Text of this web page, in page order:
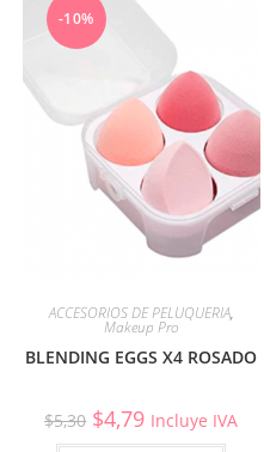
-10%
ACCESORIOS DE PELUQUERIA,
Makeup Pro
BLENDING EGGS X4 ROSADO
$5,30 $4,79 Incluye IVA